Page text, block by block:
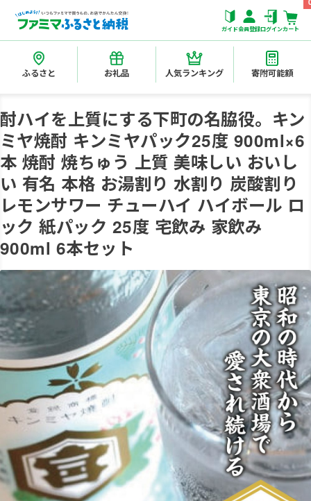
ガイド会員登録ログインカート
ふるさと お礼品 人気ランキング 寄附可能額
酎ハイを上質にする下町の名脇役。キン
ミヤ焼酎 キンミヤパック25度 900ml×6
本 焼酎 焼ちゅう 上質 美味しい おいし
い 有名 本格 お湯割り 水割り 炭酸割り
レモンサワー チューハイ ハイボール ロ
ック 紙パック 25度 宅飲み 家飲み
900ml 6本セット